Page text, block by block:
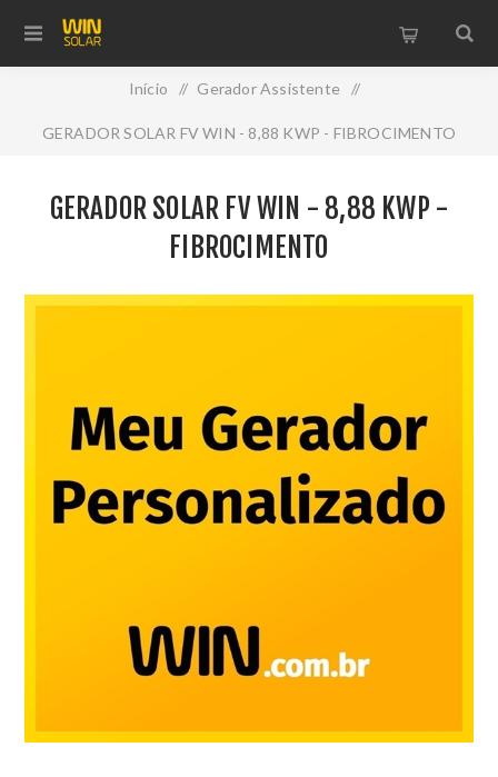
Início / Gerador Assistente /
GERADOR SOLAR FV WIN - 8,88 KWP - FIBROCIMENTO
GERADOR SOLAR FV WIN - 8,88 KWP -
FIBROCIMENTO